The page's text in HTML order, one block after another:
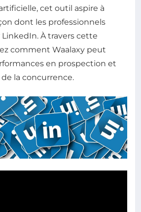
cet outil aspire à
dont les professionnels
À travers cette
comment Waalaxy peut
en prospection et
de la concurrence.